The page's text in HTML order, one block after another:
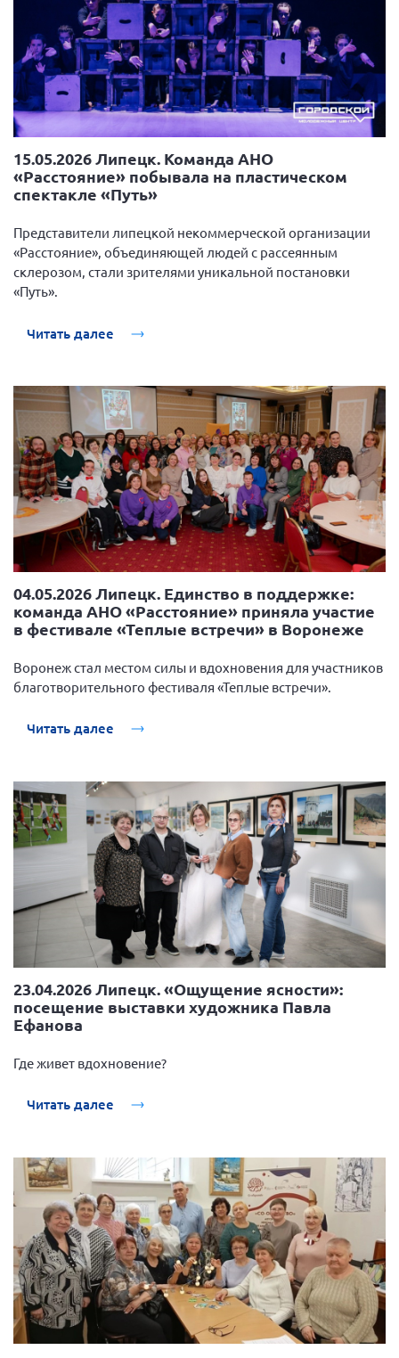
Общероссийская РС
Алтайский край
Брянская область
Владимирская область
Волгоградская область
Воронежская область
Ивановская область
Краснодарский край
Красноярский край
Липецкая область
Ленинградская область
г. Москва
Московская область
Мурманская область
Нижегородская область
Новгородская область
Новосибирская область
Омская область
Республика Бурятия
Республика Карелия
Республика Калмыкия
Республика Хакасия
Ростовская область
г. Санкт-Петербург
Самарская область СОРС
Самарская область ПРИЗМА
Самарская область СГОРС
Сахалинская область
Томская область
Тульская область
Ульяновская область
Челябинская область
Ярославская область
15.05.2026 Липецк. Команда АНО
«Расстояние» побывала на пластическом
спектакле «Путь»
Представители липецкой некоммерческой организации
«Расстояние», объединяющей людей с рассеянным
склерозом, стали зрителями уникальной постановки
«Путь».
Читать далее
04.05.2026 Липецк. Единство в поддержке:
команда АНО «Расстояние» приняла участие
в фестивале «Теплые встречи» в Воронеже
Воронеж стал местом силы и вдохновения для участников
благотворительного фестиваля «Теплые встречи».
Читать далее
23.04.2026 Липецк. «Ощущение ясности»:
посещение выставки художника Павла
Ефанова
Где живет вдохновение?
Читать далее